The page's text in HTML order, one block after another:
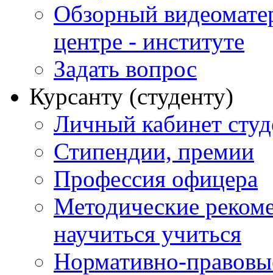
Обзорный
центре - институте
Задать вопрос
Курсанту (студенту)
Личный кабинет
Стипендии, премии
Профессия офицера
Методические
научиться учиться
Нормативно-